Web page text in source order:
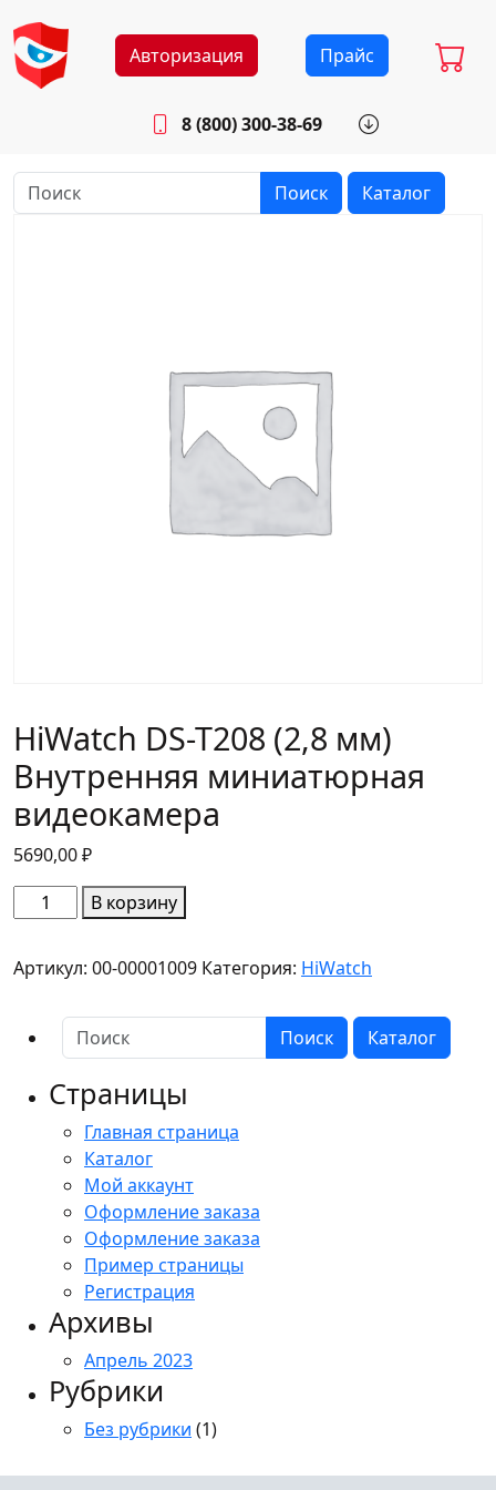
Авторизация Прайс
8 (800) 300-38-69
Будни: 8.30 - 17.00
Поиск Каталог
HiWatch DS-T208 (2,8 мм)
Внутренняя миниатюрная
видеокамера
5690,00₽
Количество
товара
DS-
(2,8
Внутренняя
миниатюрная
видеокамера
В корзину
Артикул: 00-00001009 Категория: HiWatch
Поиск Каталог
Страницы
Главная страница
Каталог
Мой аккаунт
Оформление заказа
Оформление заказа
Пример страницы
Регистрация
Архивы
Апрель 2023
Рубрики
Без рубрики (1)